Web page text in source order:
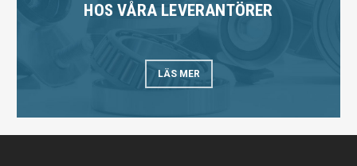
HOS VÅRA LEVERANTÖRER
LÄS MER